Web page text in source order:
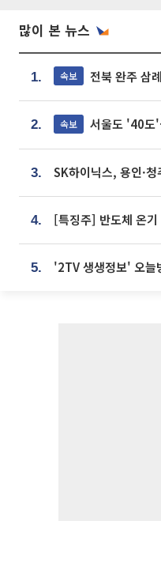
많이 본 뉴스
1. 속보 전북 완주 삼
2. 속보 서울도 '40도
3.
4.
5.